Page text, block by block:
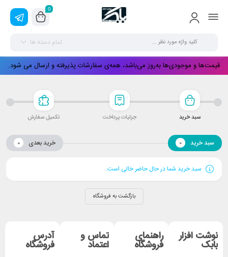
0
تمام دسته ها
قیمت‌ها و موجودی‌ها به‌روز می‌باشد، همه‌ی سفارشات پذیرفته و ارسال می شود.
سبد خرید جزئیات پرداخت تکمیل سفارش
سبد خرید 0 خرید بعدی 0
سبد خرید شما در حال حاضر خالی است.
بازگشت به فروشگاه
نوشت افزار
بابک
راهنمای
فروشگاه
تماس و
اعتماد
آدرس
فروشگاه